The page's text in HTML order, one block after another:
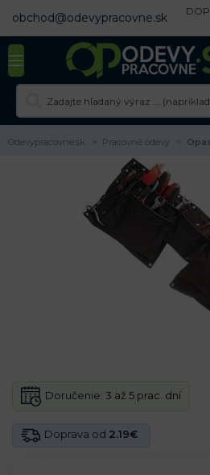
obchod@odevypracovne.sk
Odevypracovne.sk Pracovné odevy
Doprava od 2.19€
Doručenie: 3 až 5 prac. dní